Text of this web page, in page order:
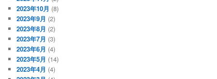
2023年10月 (8)
2023年9月 (2)
2023年8月 (2)
2023年7月 (3)
2023年6月 (4)
2023年5月 (14)
2023年4月 (4)